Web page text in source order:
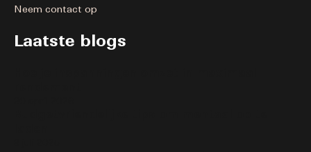
Neem contact op
Laatste blogs